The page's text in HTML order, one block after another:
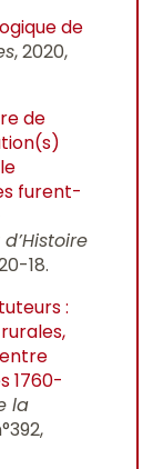
de
, 2020,
de
furent-
18.
:
1760-
la